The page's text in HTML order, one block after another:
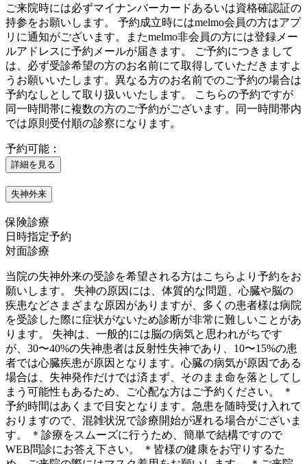
ご来院時には必ずマイナンバーカードあるいは資格確認証の
持参をお願いします。 予約成立時にはmelmo会員の方はアプ
リに通知がございます。またmelmo非会員の方には登録メー
ルアドレスに予約メールが届きます。 ご予約につきまして
は、必ず受診希望の方のお名前にて取得していただきますよ
うお願いいたします。異なる方のお名前でのご予約の場合は
予約なしとして取り扱いいたします。 こちらの予約ですが
同一時間帯に複数の方のご予約がございます。同一時間帯内
では原則受付順の診察になります。
予約可能：
詳細を見る
失神外来
保険診療
日時指定予約
対面診療
当院の失神外来の受診を希望される方はこちらより予約をお
願いします。 失神の原因には、体質的な問題、心臓や脳の
疾患などさまざまな原因がありますが、多くの患者様は病院
を受診した際に症状がないため診断が非常に難しいことがあ
ります。 失神は、一般的には脳の病気と思われがちです
が、30〜40%の失神患者は反射性失神であり、10〜15%の患
者では心臓疾患が原因となります。心臓の病気が原因である
場合は、失神発作だけでは済まず、そのまま命を落としてし
まう可能性もあるため、ご心配な方はご予約ください。 ＊
予約時間はあくまで目安となります。急患を随時受け入れて
おりますので、混雑状況で診療開始が遅れる場合がございま
す。 ＊診療をスムーズに行うため、簡単で結構ですので
WEB問診にお答え下さい。 ＊皆様の健康をお守りするた